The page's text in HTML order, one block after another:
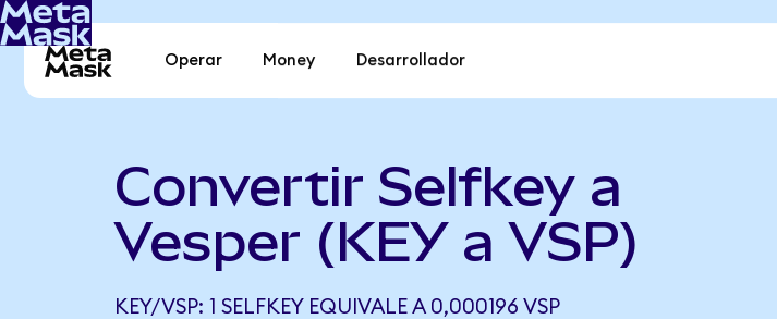
Operar Money Desarrollador
Convertir Selfkey a
Vesper (KEY a VSP)
KEY/VSP: 1 SELFKEY EQUIVALE A 0,000196 VSP